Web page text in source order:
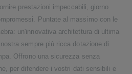
prestazioni impeccabili, giorno
Puntate al massimo con le
un'innovativa architettura di ultima
sempre più ricca dotazione di
Offrono una sicurezza senza
per difendere i vostri dati sensibili e